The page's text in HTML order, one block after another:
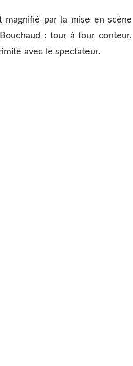
par la mise en scène
: tour à tour conteur,
avec le spectateur.